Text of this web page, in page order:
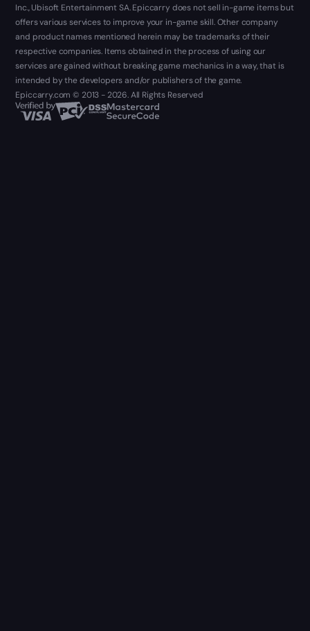
Inc., Ubisoft Entertainment SA. Epiccarry does not sell in-game items but
offers various services to improve your in-game skill. Other company
and product names mentioned herein may be trademarks of their
respective companies. Items obtained in the process of using our
services are gained without breaking game mechanics in a way, that is
intended by the developers and/or publishers of the game.
Epiccarry.com © 2013 - 2026. All Rights Reserved